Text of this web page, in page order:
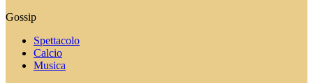
Gossip
Spettacolo
Calcio
Musica